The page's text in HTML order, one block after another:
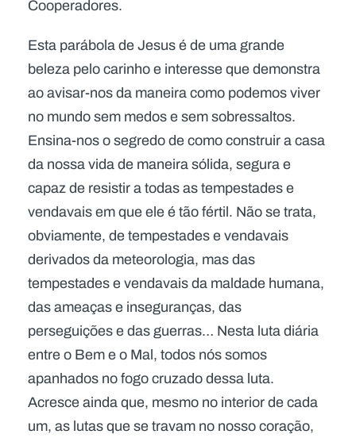
Cooperadores.
Esta parábola de Jesus é de uma grande
beleza pelo carinho e interesse que demonstra
ao avisar-nos da maneira como podemos viver
no mundo sem medos e sem sobressaltos.
Ensina-nos o segredo de como construir a casa
da nossa vida de maneira sólida, segura e
capaz de resistir a todas as tempestades e
vendavais em que ele é tão fértil. Não se trata,
obviamente, de tempestades e vendavais
derivados da meteorologia, mas das
tempestades e vendavais da maldade humana,
das ameaças e inseguranças, das
perseguições e das guerras… Nesta luta diária
entre o Bem e o Mal, todos nós somos
apanhados no fogo cruzado dessa luta.
Acresce ainda que, mesmo no interior de cada
um, as lutas que se travam no nosso coração,